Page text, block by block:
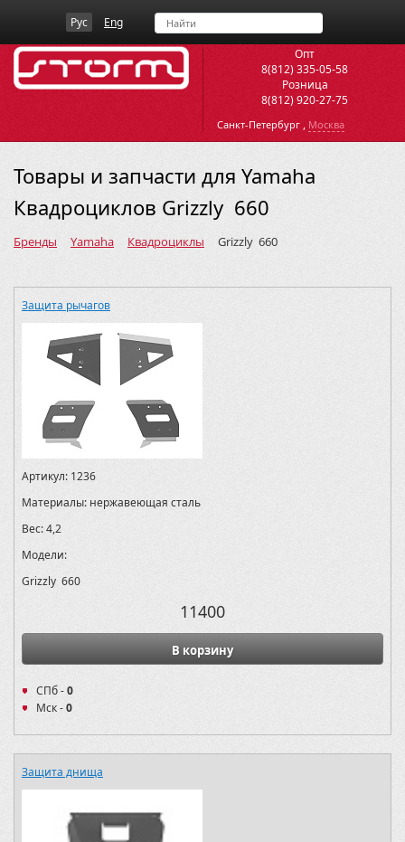
Рус Eng
Опт
8(812) 335-05-58
Розница
8(812) 920-27-75
Санкт-Петербург , Москва
Товары и запчасти для Yamaha
Квадроциклов Grizzly 660
Бренды Yamaha Квадроциклы Grizzly 660
Защита рычагов
Артикул: 1236
Материалы: нержавеющая сталь
Вес:4,2
Модели:
Grizzly 660
11400
В корзину
СПб -0
Мск -0
Защита днища